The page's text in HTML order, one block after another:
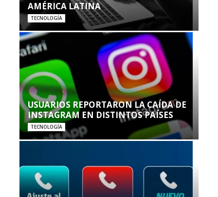
AMÉRICA LATINA
TECNOLOGÍA
USUARIOS REPORTARON LA CAÍDA DE
INSTAGRAM EN DISTINTOS PAÍSES
TECNOLOGÍA